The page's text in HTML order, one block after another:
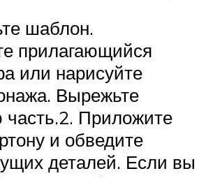
шаблон.
прилагающийся
или нарисуйте
Вырежьте
Приложите
и обведите
деталей. Если вы